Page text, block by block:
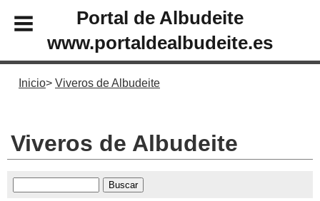
Portal de Albudeite
www.portaldealbudeite.es
Inicio Viveros de Albudeite
Viveros de Albudeite